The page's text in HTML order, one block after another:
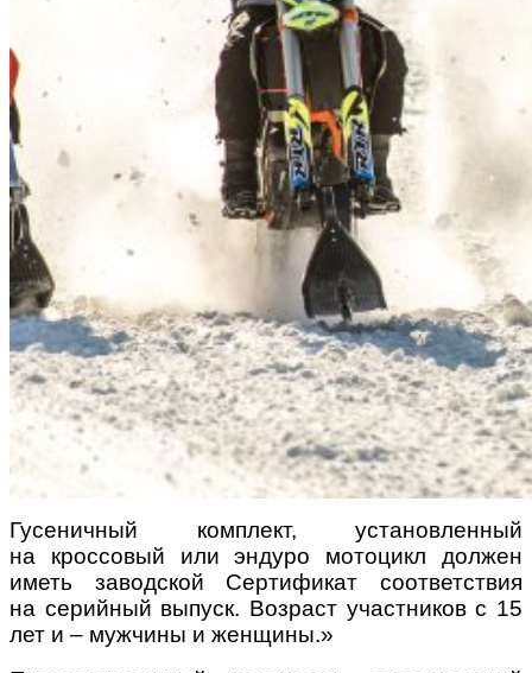
Гусеничный комплект, установленный
на кроссовый или эндуро мотоцикл должен
иметь заводской Сертификат соответствия
на серийный выпуск. Возраст участников с 15
лет и – мужчины и женщины.»